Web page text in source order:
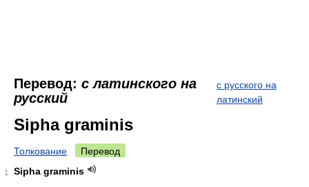
Перевод: с латинского на
русский
с русского на
латинский
Sipha graminis
Толкование Перевод
1
Sipha graminis